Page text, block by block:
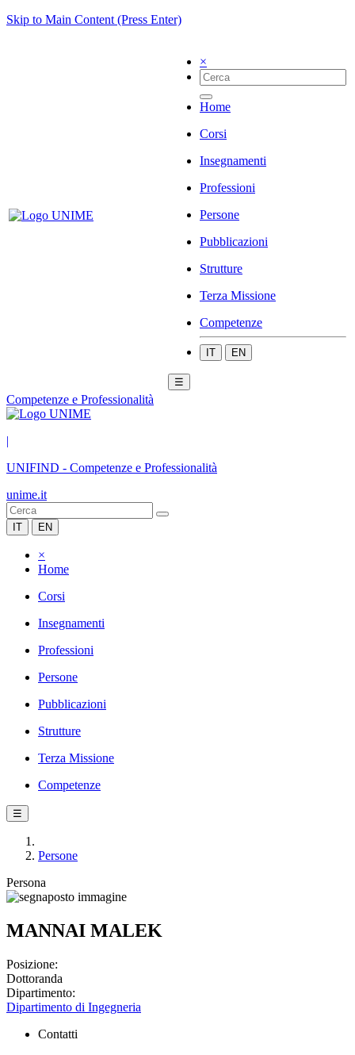
Skip to Main Content (Press Enter)
×
Home
Corsi
Insegnamenti
Professioni
Persone
Pubblicazioni
Strutture
Terza Missione
Competenze
IT EN
☰
Competenze e Professionalità
|
UNIFIND - Competenze e Professionalità
unime.it
IT EN
×
Home
Corsi
Insegnamenti
Professioni
Persone
Pubblicazioni
Strutture
Terza Missione
Competenze
☰
Persone
Persona
MANNAI MALEK
Posizione:
Dottoranda
Dipartimento:
Dipartimento di Ingegneria
Contatti